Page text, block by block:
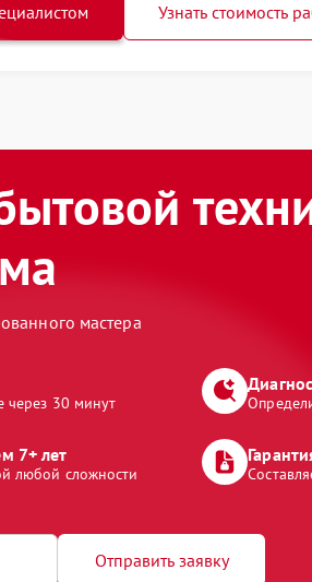
Узнать стоимость
мастера
через 30 минут
7+ лет
любой сложности
Отправить заявку